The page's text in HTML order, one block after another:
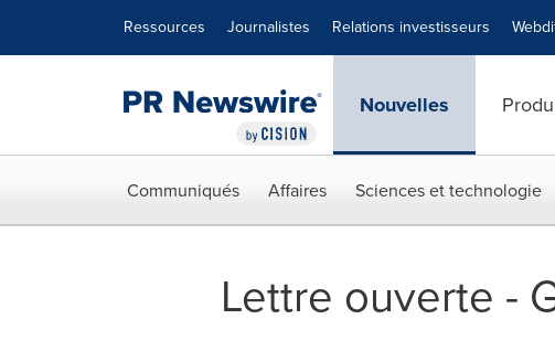
Ressources Journalistes Relations investisseurs
Nouvelles
Communiqués Affaires Sciences et technologie
Lettre ouverte -